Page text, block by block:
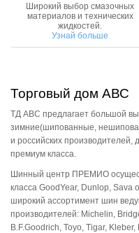
Калькулятор
шиномонтажа
сервисное
О
компании
Условия
работы
Оплата
Широкий выбор смазочных
материалов и технических
жидкостей.
Узнай больше
Торговый дом АВС
ТД АВС предлагает большой
зимние(шипованные,
и российских
премиум класса.
Шинный центр ПРЕМИО
класса GoodYear, Dunlop, Sava
широкий ассортимент шин
производителей: Michelin,
B.F.Goodrich, Toyo, Tigar,